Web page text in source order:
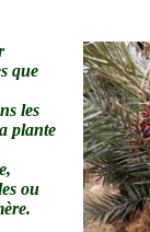
que
les
plante
ou